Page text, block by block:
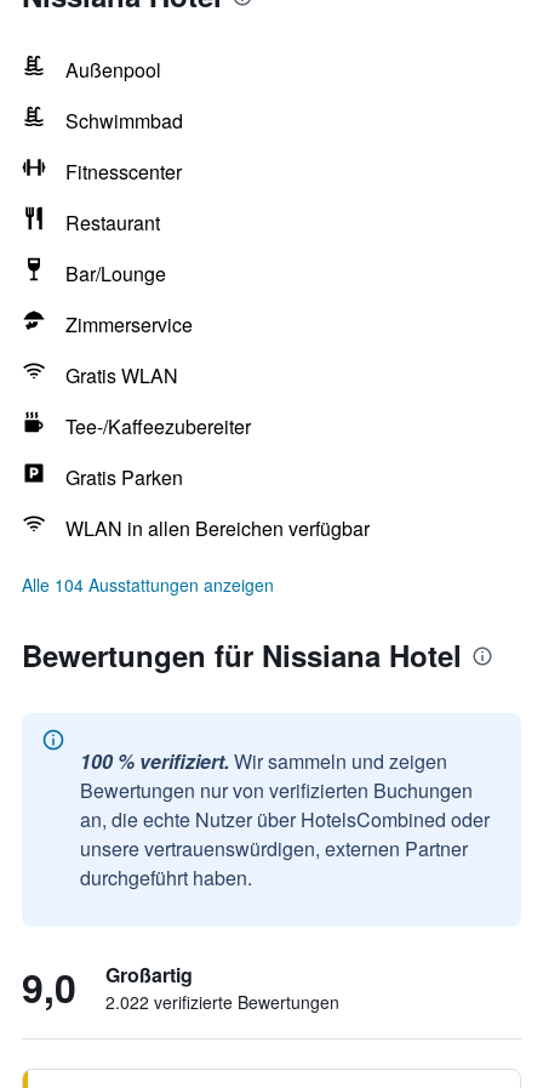
Außenpool
Schwimmbad
Fitnesscenter
Restaurant
Bar/Lounge
Zimmerservice
Gratis WLAN
Tee-/Kaffeezubereiter
Gratis Parken
WLAN in allen Bereichen verfügbar
Alle 104 Ausstattungen anzeigen
Bewertungen für Nissiana Hotel
100 % verifiziert. Wir sammeln und zeigen
Bewertungen nur von verifizierten Buchungen
an, die echte Nutzer über HotelsCombined oder
unsere vertrauenswürdigen, externen Partner
durchgeführt haben.
9,0 Großartig
2.022 verifizierte Bewertungen